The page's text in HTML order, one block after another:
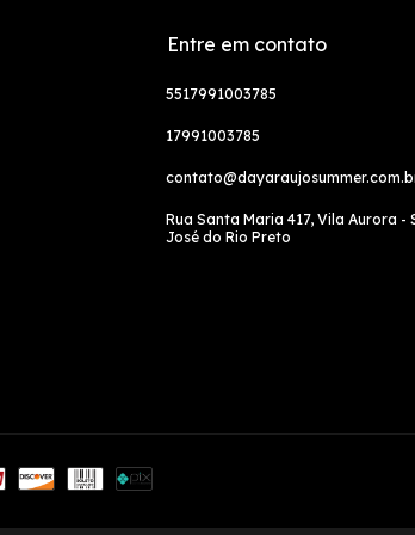
Entre em contato
5517991003785
17991003785
Rua Santa Maria 417, Vila Aurora -
José do Rio Preto